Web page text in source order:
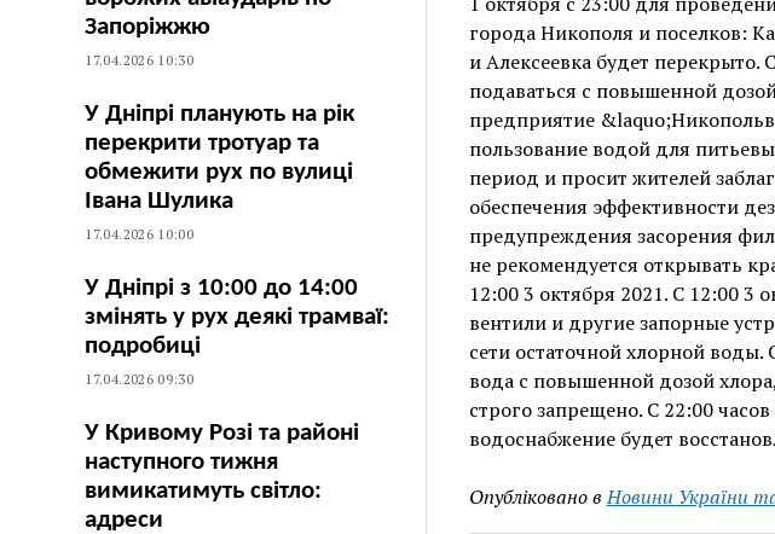
Запоріжжю
17.04.2026 10:30
У Дніпрі планують на рік
перекрити тротуар та
обмежити рух по вулиці
Івана Шулика
17.04.2026 10:00
У Дніпрі з 10:00 до 14:00
змінять у рух деякі трамваї:
подробиці
17.04.2026 09:30
У Кривому Розі та районі
наступного тижня
вимикатимуть світло:
адреси
города Никополя и поселков:
и Алексеевка будет перекрыто.
подаваться с повышенной
предприятие
пользование водой для
период и просит жителей
обеспечения эффективности
предупреждения засорения
не рекомендуется открывать
12:00 3 октября 2021. С 12:00 3
вентили и другие запорные
сети остаточной хлорной воды.
вода с повышенной дозой
строго запрещено. С 22:00
водоснабжение будет
Опубліковано в Новини України